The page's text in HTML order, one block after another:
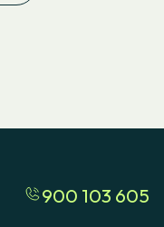
900 103 605